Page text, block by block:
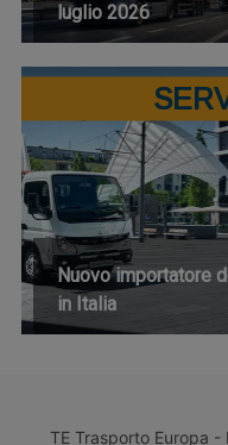
luglio 2026
Nuovo importatore
in Italia
TE Trasporto Europa